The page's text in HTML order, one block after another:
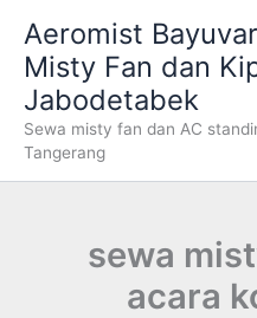
content
Aeromist
Misty Fan dan
Jabodetabek
Sewa misty fan dan AC
Tangerang
sewa
acara